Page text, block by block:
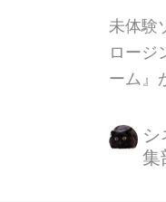
未体験
ロージ
ーム』
ム』は
日世
シ
集